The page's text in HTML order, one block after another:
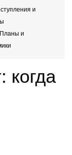
и
Планы и
когда